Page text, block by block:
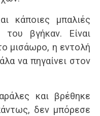
κάποιες μπαλιές
βγήκαν. Είναι
μισάωρο, η εντολή
να πηγαίνει στον
και βρέθηκε
δεν μπόρεσε